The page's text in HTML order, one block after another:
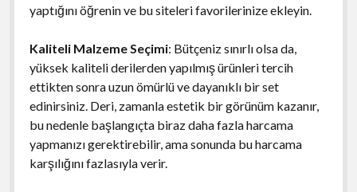
yaptığını öğrenin ve bu siteleri favorilerinize ekleyin.
Kaliteli Malzeme Seçimi: Bütçeniz sınırlı olsa da,
yüksek kaliteli derilerden yapılmış ürünleri tercih
ettikten sonra uzun ömürlü ve dayanıklı bir set
edinirsiniz. Deri, zamanla estetik bir görünüm kazanır,
bu nedenle başlangıçta biraz daha fazla harcama
yapmanızı gerektirebilir, ama sonunda bu harcama
karşılığını fazlasıyla verir.